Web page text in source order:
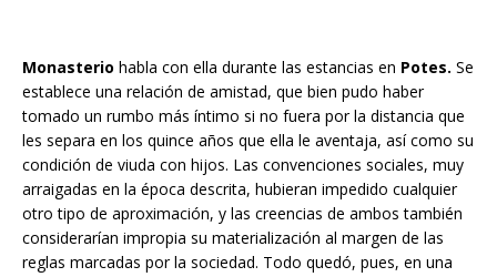
Monasterio habla con ella durante las estancias en Potes. Se
establece una relación de amistad, que bien pudo haber
tomado un rumbo más íntimo si no fuera por la distancia que
les separa en los quince años que ella le aventaja, así como su
condición de viuda con hijos. Las convenciones sociales, muy
arraigadas en la época descrita, hubieran impedido cualquier
otro tipo de aproximación, y las creencias de ambos también
considerarían impropia su materialización al margen de las
reglas marcadas por la sociedad. Todo quedó, pues, en una